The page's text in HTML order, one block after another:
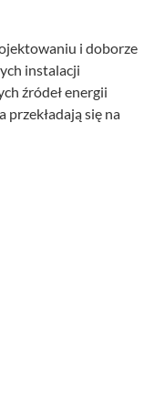
i doborze
instalacji
źródeł energii
przekładają się na